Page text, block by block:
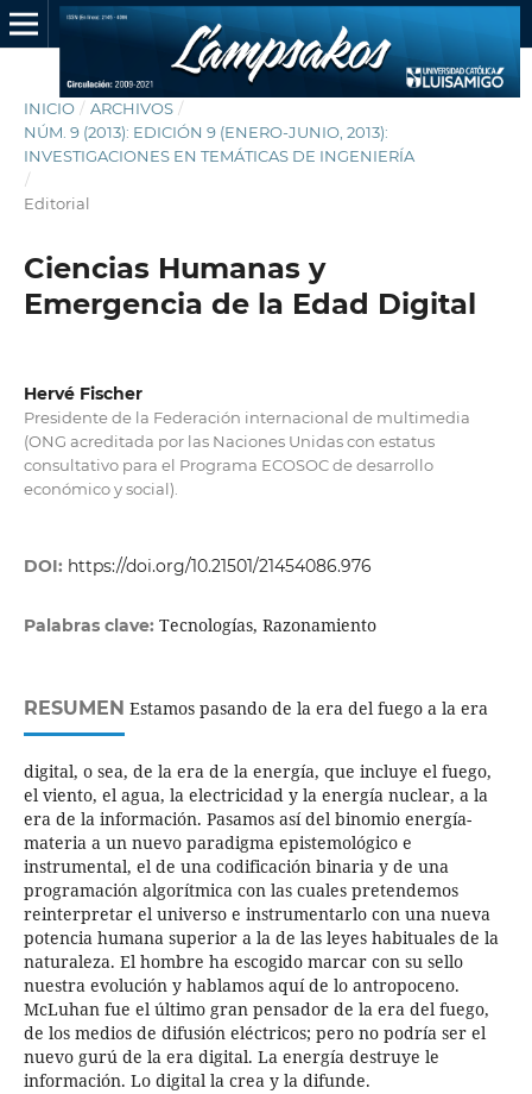
INICIO / ARCHIVOS /
NÚM. 9 (2013): EDICIÓN 9 (ENERO-JUNIO, 2013):
INVESTIGACIONES EN TEMÁTICAS DE INGENIERÍA
/
Editorial
Ciencias Humanas y
Emergencia de la Edad Digital
Hervé Fischer
Presidente de la Federación internacional de multimedia
(ONG acreditada por las Naciones Unidas con estatus
consultativo para el Programa ECOSOC de desarrollo
económico y social).
DOI: https://doi.org/10.21501/21454086.976
Palabras clave: Tecnologías, Razonamiento
RESUMEN Estamos pasando de la era del fuego a la era
digital, o sea, de la era de la energía, que incluye el fuego,
el viento, el agua, la electricidad y la energía nuclear, a la
era de la información. Pasamos así del binomio energía-
materia a un nuevo paradigma epistemológico e
instrumental, el de una codificación binaria y de una
programación algorítmica con las cuales pretendemos
reinterpretar el universo e instrumentarlo con una nueva
potencia humana superior a la de las leyes habituales de la
naturaleza. El hombre ha escogido marcar con su sello
nuestra evolución y hablamos aquí de lo antropoceno.
McLuhan fue el último gran pensador de la era del fuego,
de los medios de difusión eléctricos; pero no podría ser el
nuevo gurú de la era digital. La energía destruye le
información. Lo digital la crea y la difunde.